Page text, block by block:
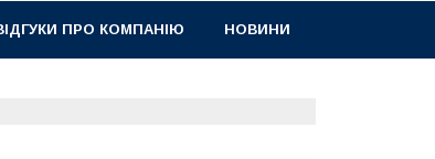
ПРО КОМПАНІЮ НОВИНИ